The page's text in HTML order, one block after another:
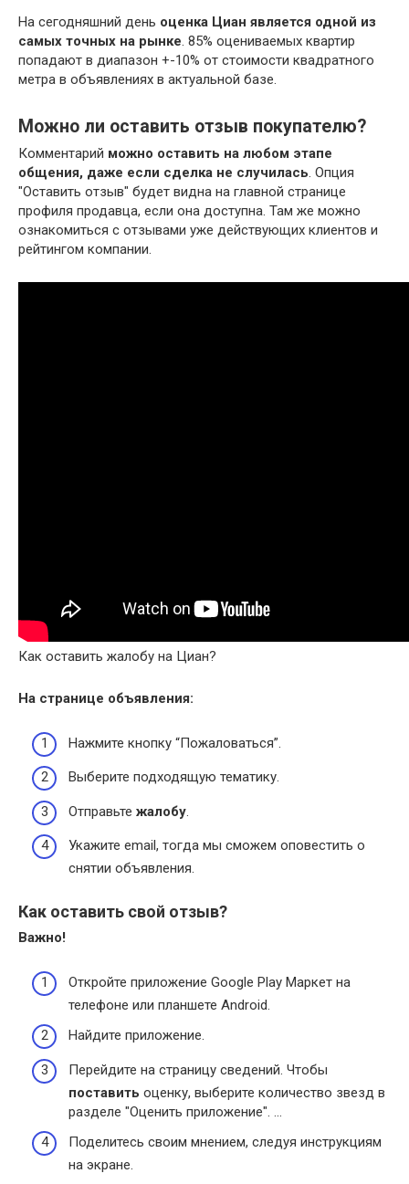
На сегодняшний день оценка Циан является одной из
самых точных на рынке. 85% оцениваемых квартир
попадают в диапазон +-10% от стоимости квадратного
метра в объявлениях в актуальной базе.
Можно ли оставить отзыв покупателю?
Комментарий можно оставить на любом этапе
общения, даже если сделка не случилась. Опция
"Оставить отзыв" будет видна на главной странице
профиля продавца, если она доступна. Там же можно
ознакомиться с отзывами уже действующих клиентов и
рейтингом компании.
Как оставить жалобу на Циан?
На странице объявления:
Нажмите кнопку “Пожаловаться”.
Выберите подходящую тематику.
Отправьте жалобу.
Укажите email, тогда мы сможем оповестить о
снятии объявления.
Как оставить свой отзыв?
Важно!
Откройте приложение Google Play Маркет на
телефоне или планшете Android.
Найдите приложение.
Перейдите на страницу сведений. Чтобы
поставить оценку, выберите количество звезд в
разделе "Оценить приложение". …
Поделитесь своим мнением, следуя инструкциям
на экране.